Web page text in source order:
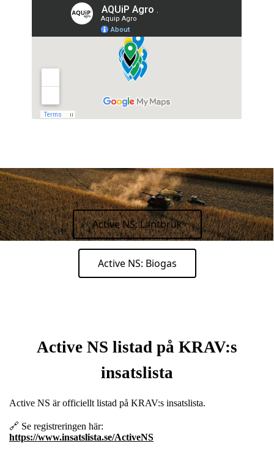
Active NS: Lantbruk
Active NS: Biogas
Active NS listad på KRAV:s
insatslista
Active NS är officiellt listad på KRAV:s insatslista.
🔗 Se registreringen här:
https://www.insatslista.se/ActiveNS